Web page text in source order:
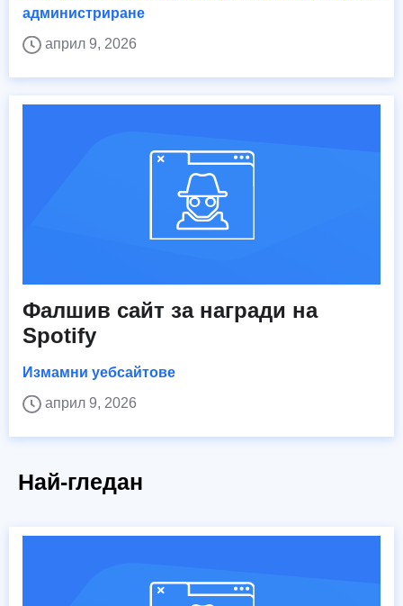
администриране
април 9, 2026
Фалшив сайт за награди на
Spotify
Измамни уебсайтове
април 9, 2026
Най-гледан